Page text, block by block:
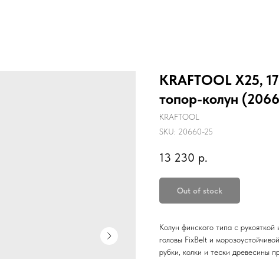
KRAFTOOL X25,
топор-колун
KRAFTOOL
SKU: 20660-25
13 230 р.
Out of stock
Колун финского типа с
головы FixBelt и
рубки, колки и тески древесины